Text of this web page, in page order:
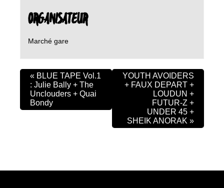
ORGANISATEUR
Marché gare
« BLUE TAPE Vol.1
: Julie Bally + The
Unclouders + Quai
Bondy
YOUTH AVOIDERS
+ FAUX DEPART +
LOUDUN +
FUTUR-Z +
UNDER 45 +
SHEIK ANORAK »